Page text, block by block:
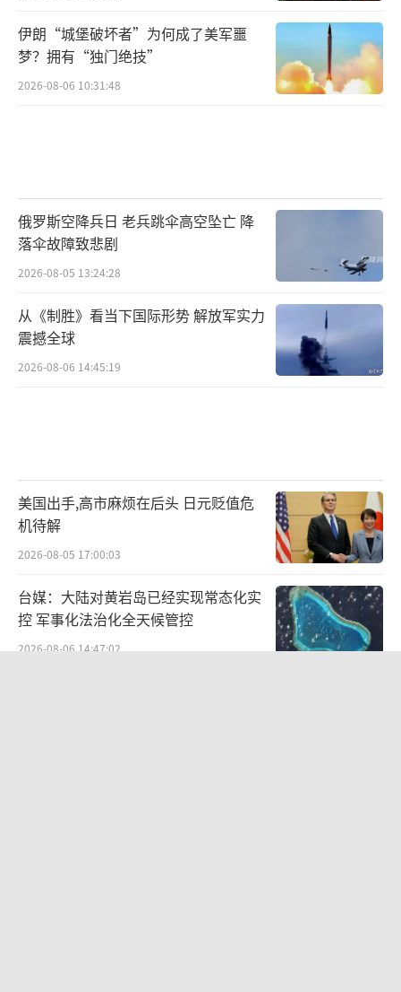
伊朗“城堡破坏者”为何成了美军噩
梦？拥有“独门绝技”
2026-08-06 10:31:48
俄罗斯空降兵日 老兵跳伞高空坠亡 降
落伞故障致悲剧
2026-08-05 13:24:28
从《制胜》看当下国际形势 解放军实力
震撼全球
2026-08-06 14:45:19
美国出手,高市麻烦在后头 日元贬值危
机待解
2026-08-05 17:00:03
台媒：大陆对黄岩岛已经实现常态化实
控 军事化法治化全天候管控
2026-08-06 14:47:02